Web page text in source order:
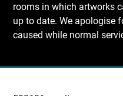
rooms in which artworks
up to date. We apologise
caused while normal
Recherche